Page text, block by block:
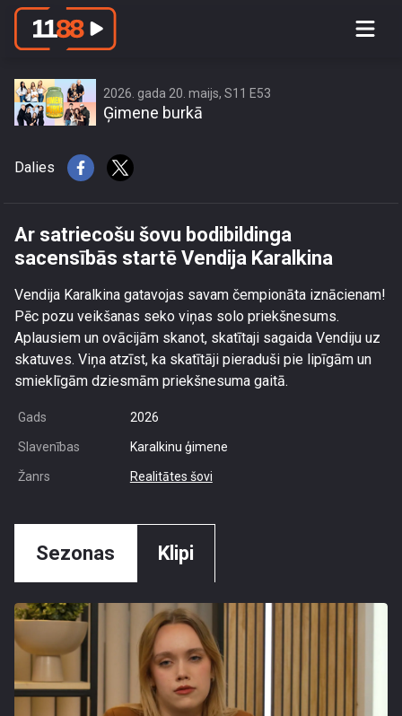
Ar satriecošu šovu bodibildinga
2026. gada 20. maijs, S11 E53
Ģimene burkā
Dalies
Ar satriecošu šovu bodibildinga
sacensībās startē Vendija Karalkina
Vendija Karalkina gatavojas savam čempionāta iznācienam!
Pēc pozu veikšanas seko viņas solo priekšnesums.
Aplausiem un ovācijām skanot, skatītaji sagaida Vendiju uz
skatuves. Viņa atzīst, ka skatītāji pieraduši pie lipīgām un
smieklīgām dziesmām priekšnesuma gaitā.
Gads 2026
Slavenības Karalkinu ģimene
Žanrs Realitātes šovi
Sezonas Klipi